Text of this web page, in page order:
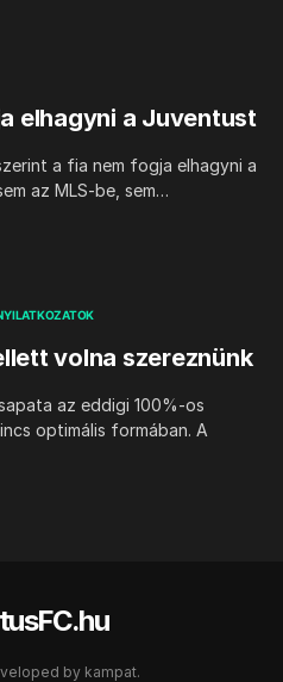
elhagyni a Juventust
a fia nem fogja elhagyni a
az MLS-be, sem…
volna szereznünk
az eddigi 100%-os
optimális formában. A
by kampat.